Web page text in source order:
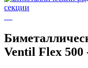
Ventil Flex 500